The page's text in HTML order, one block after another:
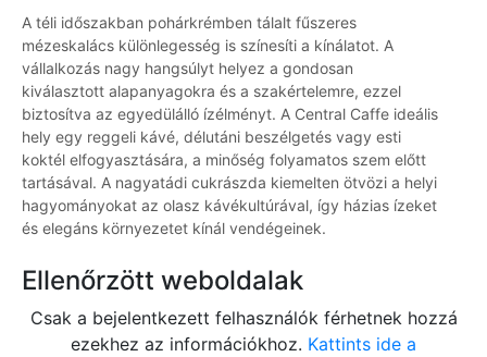
A téli időszakban pohárkrémben tálalt fűszeres
mézeskalács különlegesség is színesíti a kínálatot. A
vállalkozás nagy hangsúlyt helyez a gondosan
kiválasztott alapanyagokra és a szakértelemre, ezzel
biztosítva az egyedülálló ízélményt. A Central Caffe ideális
hely egy reggeli kávé, délutáni beszélgetés vagy esti
koktél elfogyasztására, a minőség folyamatos szem előtt
tartásával. A nagyatádi cukrászda kiemelten ötvözi a helyi
hagyományokat az olasz kávékultúrával, így házias ízeket
és elegáns környezetet kínál vendégeinek.
Ellenőrzött weboldalak
Csak a bejelentkezett felhasználók férhetnek hozzá
ezekhez az információkhoz. Kattints ide a